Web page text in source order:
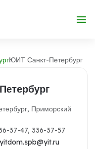
ЮИТ Санкт-Петербург
Приморский
37-47, 336-37-57
yitdom.spb@yit.ru